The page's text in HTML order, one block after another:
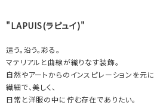
"LAPUIS(ラピュイ)"
這う。沿う。彩る。
マテリアルと曲線が織りなす装飾。
自然やアートからのインスピレーションを元に
繊細で、美しく、
日常と洋服の中に佇む存在でありたい。